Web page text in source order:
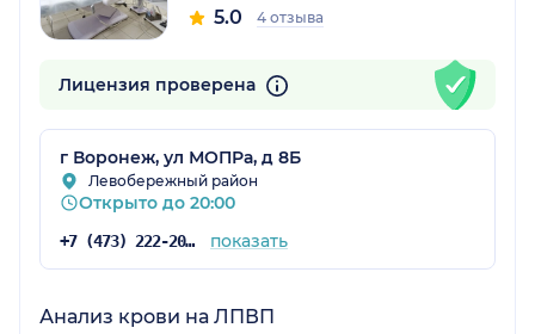
5.0 4 отзыва
Лицензия проверена
г Воронеж, ул МОПРа, д 8Б
Левобережный район
Открыто до 20:00
+7 (473) 222-20-29 показать
Анализ крови на ЛПВП